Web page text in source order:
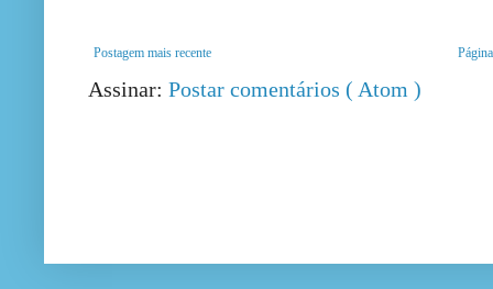
Postagem mais recente
Assinar: Postar comentários ( Atom )